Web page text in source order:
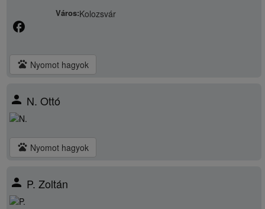
Város:Kolozsvár
facebook
pets Nyomot hagyok
person N. Ottó
pets Nyomot hagyok
person P. Zoltán